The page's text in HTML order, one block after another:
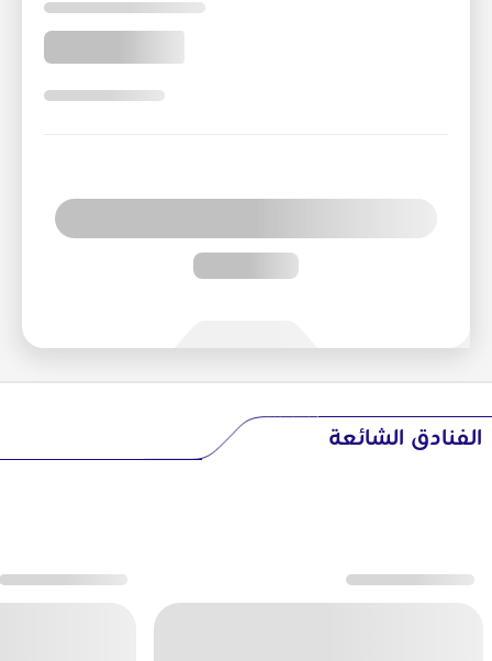
الفنادق الشائعة